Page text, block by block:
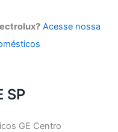
Acesse nossa
SP
GE Centro